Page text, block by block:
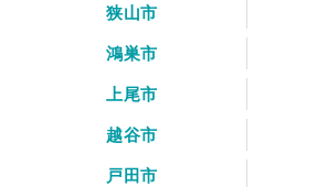
狭山市
鴻巣市
上尾市
越谷市
戸田市